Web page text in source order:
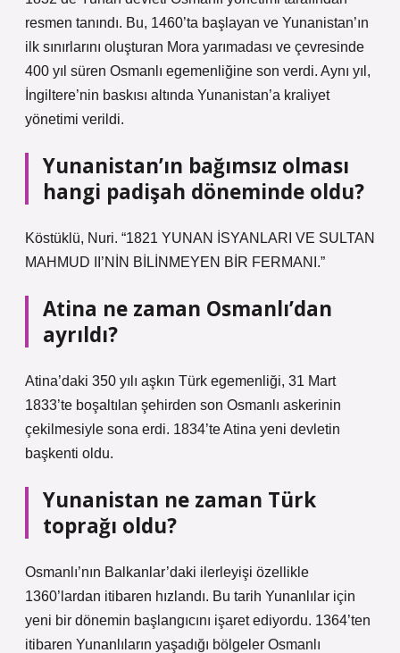
resmen tanındı. Bu, 1460’ta başlayan ve Yunanistan’ın
ilk sınırlarını oluşturan Mora yarımadası ve çevresinde
400 yıl süren Osmanlı egemenliğine son verdi. Aynı yıl,
İngiltere’nin baskısı altında Yunanistan’a kraliyet
yönetimi verildi.
Yunanistan’ın bağımsız olması
hangi padişah döneminde oldu?
Köstüklü, Nuri. “1821 YUNAN İSYANLARI VE SULTAN
MAHMUD II’NİN BİLİNMEYEN BİR FERMANI.”
Atina ne zaman Osmanlı’dan
ayrıldı?
Atina’daki 350 yılı aşkın Türk egemenliği, 31 Mart
1833’te boşaltılan şehirden son Osmanlı askerinin
çekilmesiyle sona erdi. 1834’te Atina yeni devletin
başkenti oldu.
Yunanistan ne zaman Türk
toprağı oldu?
Osmanlı’nın Balkanlar’daki ilerleyişi özellikle
1360’lardan itibaren hızlandı. Bu tarih Yunanlılar için
yeni bir dönemin başlangıcını işaret ediyordu. 1364’ten
itibaren Yunanlıların yaşadığı bölgeler Osmanlı